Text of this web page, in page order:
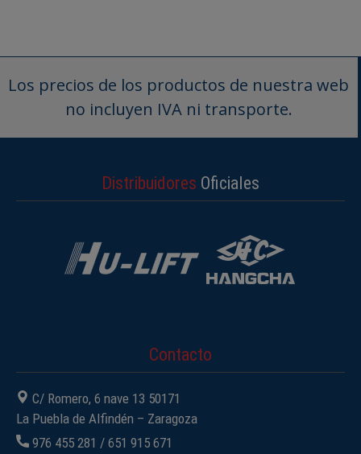
Los precios de los productos de nuestra web
no incluyen IVA ni transporte.
Distribuidores Oficiales
Contacto
C/ Romero, 6 nave 13 50171
La Puebla de Alfindén – Zaragoza
976 455 281 / 651 915 671